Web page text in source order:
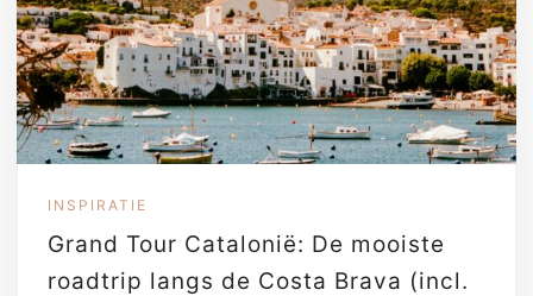
INSPIRATIE
Grand Tour Catalonië: De mooiste
roadtrip langs de Costa Brava (incl.